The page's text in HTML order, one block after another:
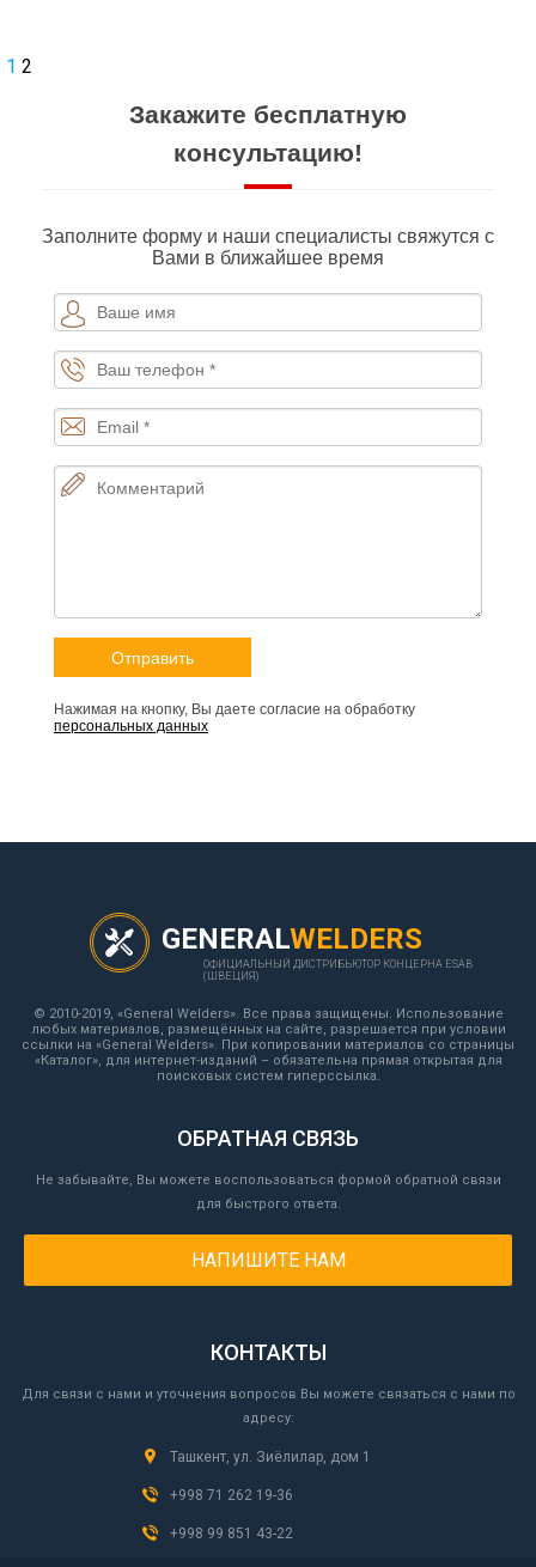
1 2
Закажите бесплатную
консультацию!
Заполните форму и наши специалисты свяжутся с
Вами в ближайшее время
Нажимая на кнопку, Вы даете согласие на обработку
персональных данных
GENERALWELDERS
ОФИЦИАЛЬНЫЙ ДИСТРИБЬЮТОР КОНЦЕРНА ESAB
(ШВЕЦИЯ)
© 2010-2019, «General Welders». Все права защищены. Использование
любых материалов, размещённых на сайте, разрешается при условии
ссылки на «General Welders». При копировании материалов со страницы
«Каталог», для интернет-изданий – обязательна прямая открытая для
поисковых систем гиперссылка.
ОБРАТНАЯ СВЯЗЬ
Не забывайте, Вы можете воспользоваться формой обратной связи
для быстрого ответа.
НАПИШИТЕ НАМ
КОНТАКТЫ
Для связи с нами и уточнения вопросов Вы можете связаться с нами по
адресу:
Ташкент, ул. Зиёлилар, дом 1
+998 71 262 19-36
+998 99 851 43-22